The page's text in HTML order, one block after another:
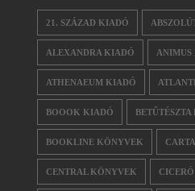
21. SZÁZAD KIADÓ
ALEXANDRA KIADÓ ANIMUS
ATHENAEUM KIADÓ
BOOOK KIADÓ
BOOKLINE KÖNYVEK
CENTRAL KÖNYVEK